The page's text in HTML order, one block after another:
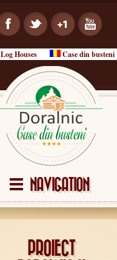
Log Houses Case din busteni
NAVIGATION
PROIECT